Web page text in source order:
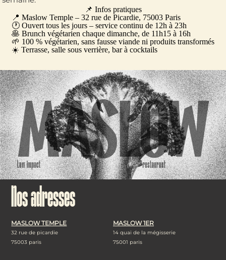
📌 Infos pratiques
📍 Maslow Temple – 32 rue de Picardie, 75003 Paris
🕐 Ouvert tous les jours – service continu de 12h à 23h
🥞 Brunch végétarien chaque dimanche, de 11h15 à 16h
🌱 100 % végétarien, sans fausse viande ni produits transformés
☀️ Terrasse, salle sous verrière, bar à cocktails
Nos adresses
MASLOW TEMPLE
32 rue de picardie
75003 paris
MASLOW 1ER
14 quai de la mégisserie
75001 paris